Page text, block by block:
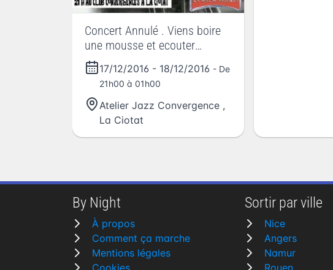
Concert Annulé . Viens boire
une mousse et ecouter
selectaJahmad
17/12/2016 - 18/12/2016 - De
21h00 à 01h00
Atelier Jazz Convergence ,
La Ciotat
By Night
À propos
Comment ça marche
Mentions légales
Cookies
Sortir par ville
Nice
Angers
Namur
Rouen